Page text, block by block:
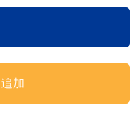
など
ク！
加